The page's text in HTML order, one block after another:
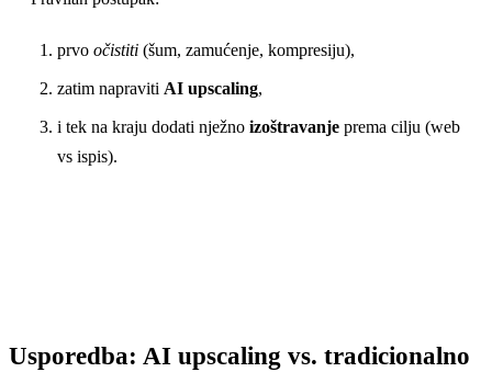
prvo očistiti (šum, zamućenje, kompresiju),
zatim napraviti AI upscaling,
i tek na kraju dodati nježno izoštravanje prema cilju (web
vs ispis).
Usporedba: AI upscaling vs. tradicionalno